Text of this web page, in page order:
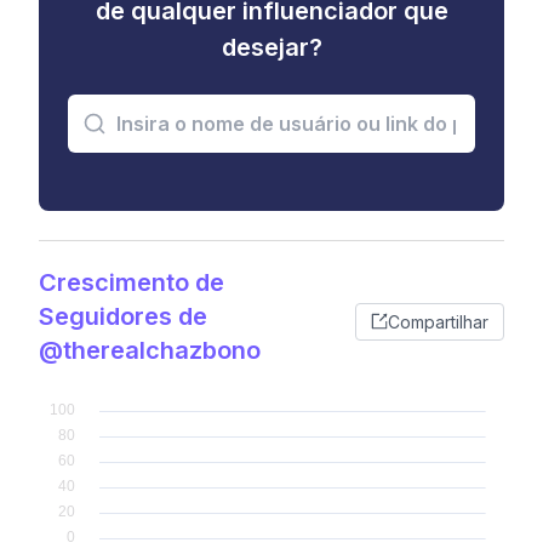
de qualquer influenciador que
desejar?
Crescimento de
Seguidores de
@therealchazbono
Compartilhar